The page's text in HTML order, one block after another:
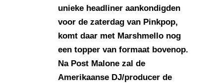
unieke headliner aankondigden
voor de zaterdag van Pinkpop,
komt daar met Marshmello nog
een topper van formaat bovenop.
Na Post Malone zal de
Amerikaanse DJ/producer de